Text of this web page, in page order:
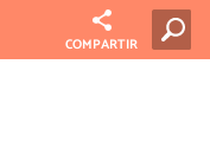
COMPARTIR